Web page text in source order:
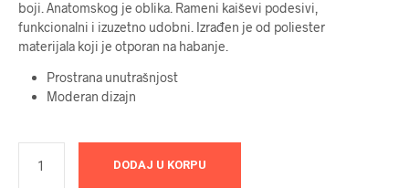
boji. Anatomskog je oblika. Rameni kaiševi podesivi,
funkcionalni i izuzetno udobni. Izrađen je od poliester
materijala koji je otporan na habanje.
Prostrana unutrašnjost
Moderan dizajn
DODAJ U KORPU